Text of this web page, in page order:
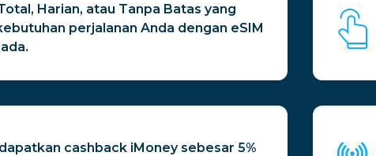
Harian, atau Tanpa Batas yang
perjalanan Anda dengan eSIM
cashback iMoney sebesar 5%